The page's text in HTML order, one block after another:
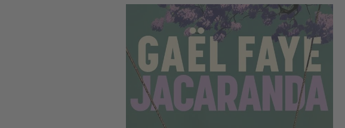
Produktbilder
zum
Buch